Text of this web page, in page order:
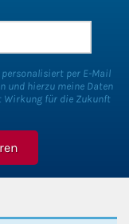
per E-Mail
und hierzu meine Daten
Wirkung für die Zukunft